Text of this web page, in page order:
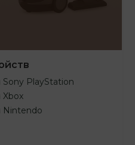
Sony PlayStation
Xbox
Nintendo